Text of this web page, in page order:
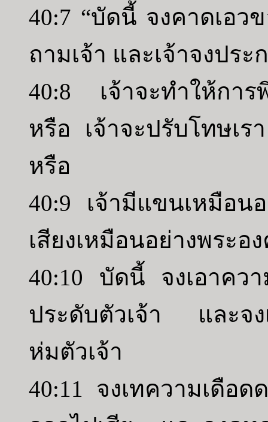
40:7 “บัดนี้ จงคาดเอว
ถามเจ้า และเจ้าจงประ
40:8 เจ้าจะทำให้การ
หรือ เจ้าจะปรับโทษเร
หรือ
40:9 เจ้ามีแขนเหมือน
เสียงเหมือนอย่างพระอ
40:10 บัดนี้ จงเอาควา
ประดับตัวเจ้า และจง
ห่มตัวเจ้า
40:11 จงเทความเดือ